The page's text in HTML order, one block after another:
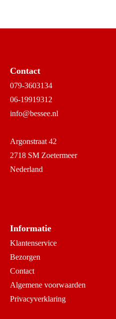
Contact
079-3603134
06-19919312
info@bessee.nl
Argonstraat 42
2718 SM Zoetermeer
Nederland
Informatie
Klantenservice
Bezorgen
Contact
Algemene voorwaarden
Privacyverklaring